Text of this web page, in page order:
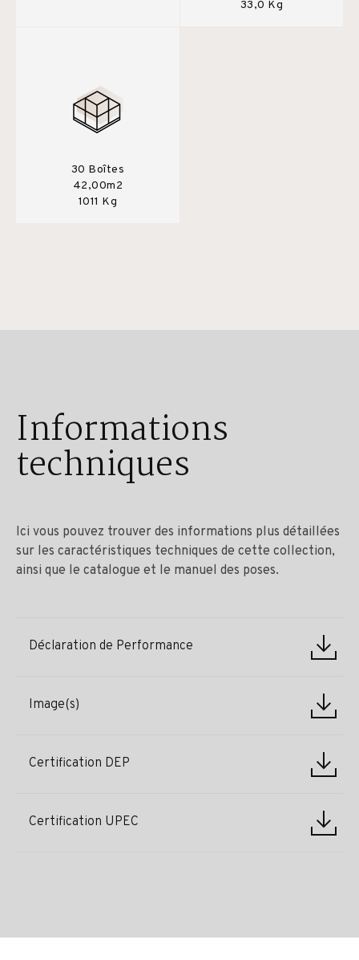
33,0 Kg
30 Boîtes
42,00m2
1011 Kg
Informations
techniques
Ici vous pouvez trouver des informations plus détaillées
sur les caractéristiques techniques de cette collection,
ainsi que le catalogue et le manuel des poses.
Déclaration de Performance
Image(s)
Certification DEP
Certification UPEC